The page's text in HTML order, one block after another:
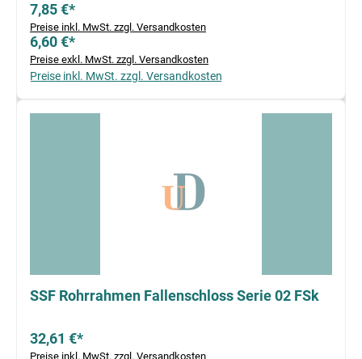
7,85 €*
Preise inkl. MwSt. zzgl. Versandkosten
6,60 €*
Preise exkl. MwSt. zzgl. Versandkosten
Preise inkl. MwSt. zzgl. Versandkosten
SSF Rohrrahmen Fallenschloss Serie 02 FSk
32,61 €*
Preise inkl. MwSt. zzgl. Versandkosten